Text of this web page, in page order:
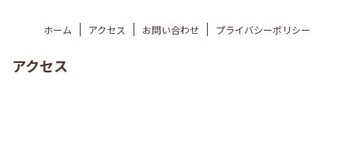
ホーム アクセス お問い合わせ プライバシーポリシー
アクセス